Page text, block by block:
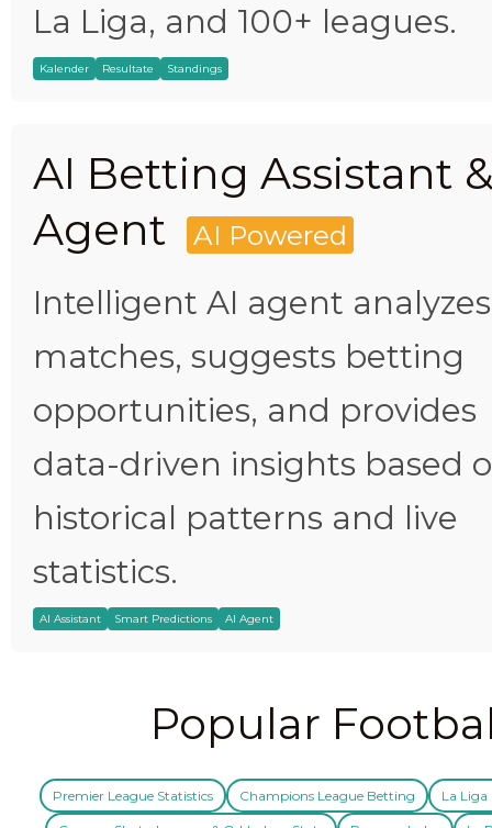
La Liga, and 100+ leagues.
Kalender Resultate Standings
AI Betting Assistant
Agent
AI Powered
Intelligent AI agent analyzes
matches, suggests betting
opportunities, and provides
data-driven insights based
historical patterns and live
statistics.
AI Assistant Smart Predictions AI Agent
Popular
Premier League Statistics Champions League Betting La Liga